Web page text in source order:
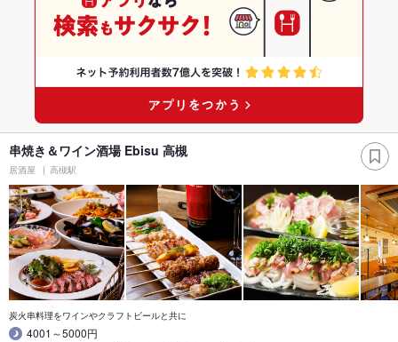
串焼き＆ワイン酒場 Ebisu 高槻
居酒屋 高槻駅
炭火串料理をワインやクラフトビールと共に
4001～5000円